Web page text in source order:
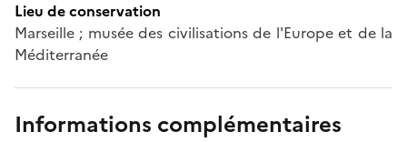
Lieu de conservation
Marseille ; musée des civilisations de l'Europe et de la
Méditerranée
Informations complémentaires